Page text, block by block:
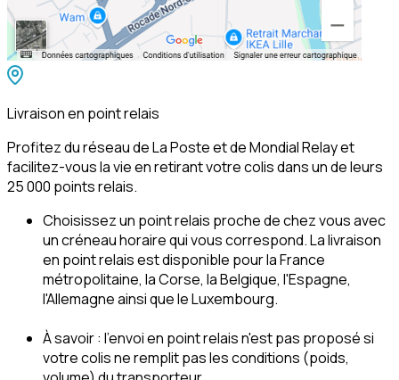
Livraison en point relais
Profitez du réseau de La Poste et de Mondial Relay et
facilitez-vous la vie en retirant votre colis dans un de leurs
25 000 points relais.
Choisissez un point relais proche de chez vous avec
un créneau horaire qui vous correspond. La livraison
en point relais est disponible pour la France
métropolitaine, la Corse, la Belgique, l'Espagne,
l'Allemagne ainsi que le Luxembourg.
À savoir : l'envoi en point relais n'est pas proposé si
votre colis ne remplit pas les conditions (poids,